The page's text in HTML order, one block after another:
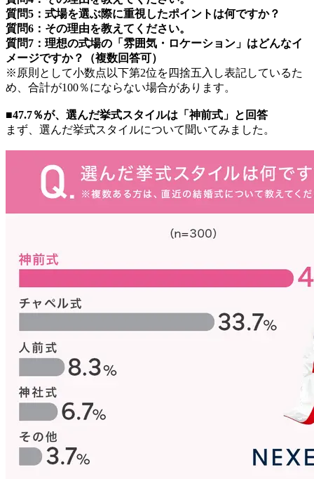
質問5：式場を選ぶ際に重視したポイントは何ですか？
質問6：その理由を教えてください。
質問7：理想の式場の「雰囲気・ロケーション」はどんなイ
メージですか？（複数回答可）
※原則として小数点以下第2位を四捨五入し表記しているた
め、合計が100％にならない場合があります。
■47.7％が、選んだ挙式スタイルは「神前式」と回答
まず、選んだ挙式スタイルについて聞いてみました。